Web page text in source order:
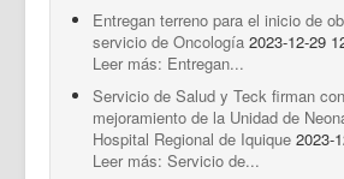
Entregan terreno para el inicio de
servicio de Oncología 2023-12-29
Leer más: Entregan...
Servicio de Salud y Teck firman
mejoramiento de la Unidad de
Hospital Regional de Iquique 2023-
Leer más: Servicio de...